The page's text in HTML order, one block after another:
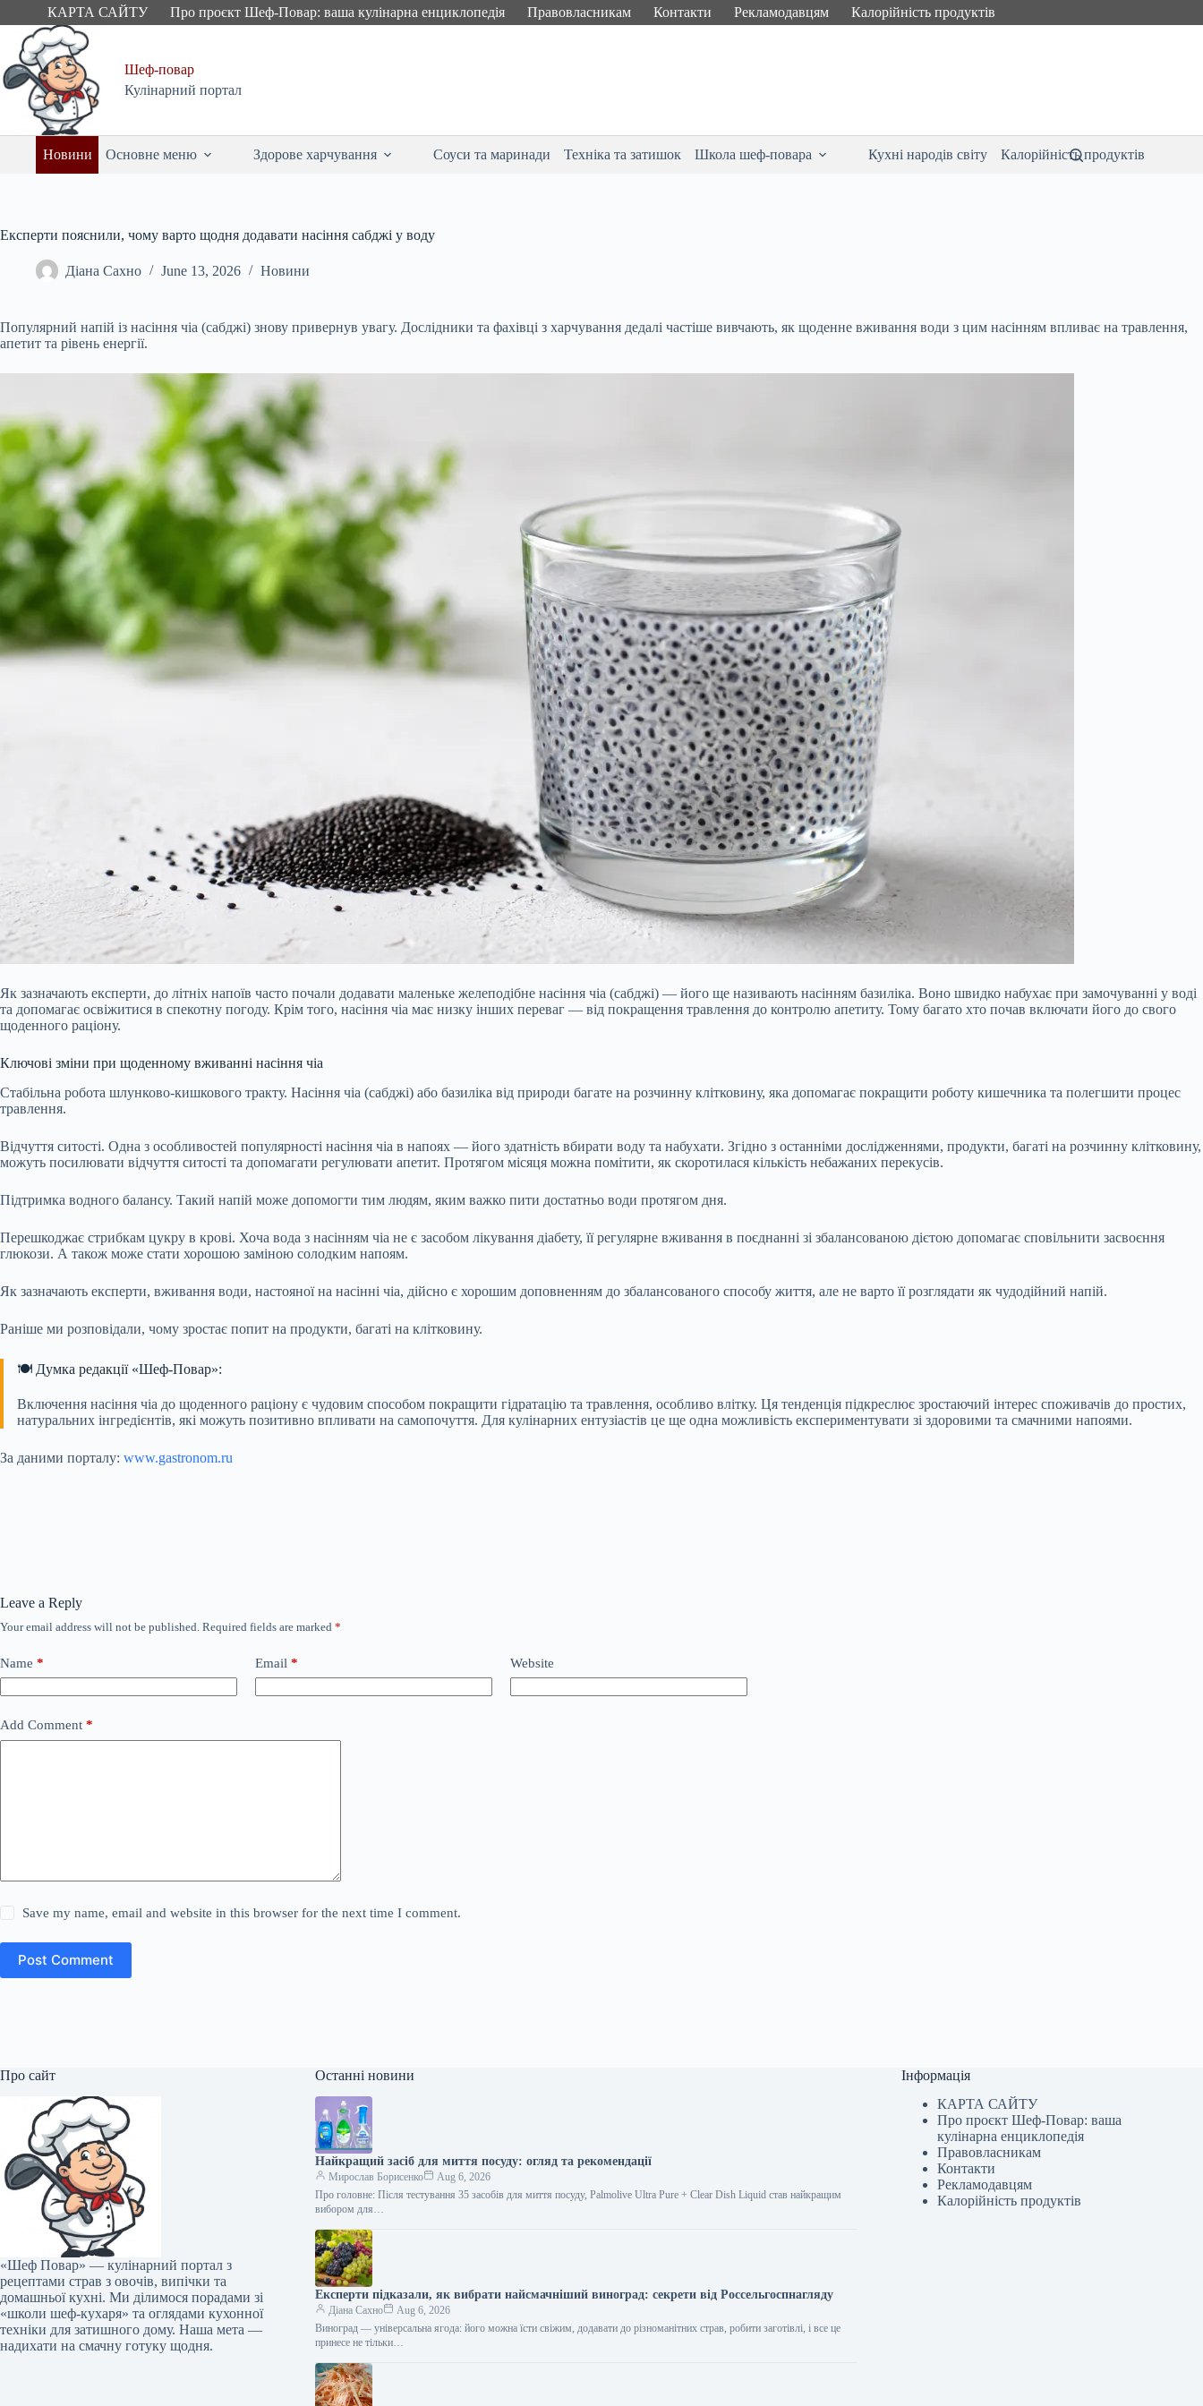
to
content
КАРТА САЙТУ Про проєкт Шеф-Повар: ваша кулінарна енциклопедія Правовласникам Контакти Рекламодавцям Калорійність продуктів
Шеф-повар
Кулінарний портал
Новини Основне меню Здорове харчування Соуси та маринади Техніка та затишок Школа шеф-повара Кухні народів світу Калорійність продуктів
Експерти пояснили, чому варто щодня додавати насіння сабджі у воду
Діана Сахно June 13, 2026 Новини
Популярний напій із насіння чіа (сабджі) знову привернув увагу. Дослідники та фахівці з харчування дедалі частіше вивчають, як щоденне вживання води з цим насінням впливає на травлення,
апетит та рівень енергії.
Як зазначають експерти, до літніх напоїв часто почали додавати маленьке желеподібне насіння чіа (сабджі) — його ще називають насінням базиліка. Воно швидко набухає при замочуванні у воді
та допомагає освіжитися в спекотну погоду. Крім того, насіння чіа має низку інших переваг — від покращення травлення до контролю апетиту. Тому багато хто почав включати його до свого
щоденного раціону.
Ключові зміни при щоденному вживанні насіння чіа
Стабільна робота шлунково-кишкового тракту. Насіння чіа (сабджі) або базиліка від природи багате на розчинну клітковину, яка допомагає покращити роботу кишечника та полегшити процес
травлення.
Відчуття ситості. Одна з особливостей популярності насіння чіа в напоях — його здатність вбирати воду та набухати. Згідно з останніми дослідженнями, продукти, багаті на розчинну клітковину,
можуть посилювати відчуття ситості та допомагати регулювати апетит. Протягом місяця можна помітити, як скоротилася кількість небажаних перекусів.
Підтримка водного балансу. Такий напій може допомогти тим людям, яким важко пити достатньо води протягом дня.
Перешкоджає стрибкам цукру в крові. Хоча вода з насінням чіа не є засобом лікування діабету, її регулярне вживання в поєднанні зі збалансованою дієтою допомагає сповільнити засвоєння
глюкози. А також може стати хорошою заміною солодким напоям.
Як зазначають експерти, вживання води, настояної на насінні чіа, дійсно є хорошим доповненням до збалансованого способу життя, але не варто її розглядати як чудодійний напій.
Раніше ми розповідали, чому зростає попит на продукти, багаті на клітковину.
🍽️ Думка редакції «Шеф-Повар»:
Включення насіння чіа до щоденного раціону є чудовим способом покращити гідратацію та травлення, особливо влітку. Ця тенденція підкреслює зростаючий інтерес споживачів до простих,
натуральних інгредієнтів, які можуть позитивно впливати на самопочуття. Для кулінарних ентузіастів це ще одна можливість експериментувати зі здоровими та смачними напоями.
За даними порталу: www.gastronom.ru
Leave a Reply
Your email address will not be published. Required fields are marked *
Name * Email * Website
Add Comment *
Save my name, email and website in this browser for the next time I comment.
Post Comment
Про сайт
«Шеф Повар» — кулінарний портал з
рецептами страв з овочів, випічки та
домашньої кухні. Ми ділимося порадами зі
«школи шеф-кухаря» та оглядами кухонної
техніки для затишного дому. Наша мета —
надихати на смачну готуку щодня.
Останні новини
Найкращий засіб для миття посуду: огляд та рекомендації
Мирослав Борисенко
Aug 6, 2026
Про головне: Після тестування 35 засобів для миття посуду, Palmolive Ultra Pure + Clear Dish Liquid став найкращим
вибором для…
Експерти підказали, як вибрати найсмачніший виноград: секрети від Россельгоспнагляду
Діана Сахно
Aug 6, 2026
Виноград — універсальна ягода: його можна їсти свіжим, додавати до різноманітних страв, робити заготівлі, і все це
принесе не тільки…
Інформація
КАРТА САЙТУ
Про проєкт Шеф-Повар: ваша
кулінарна енциклопедія
Правовласникам
Контакти
Рекламодавцям
Калорійність продуктів